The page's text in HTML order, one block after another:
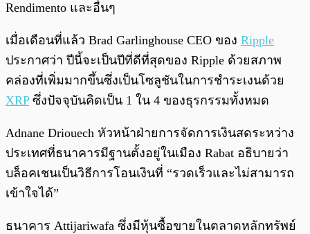
Rendimento และอื่นๆ
เมื่อเดือนที่แล้ว Brad Garlinghouse CEO ของ Ripple
ประกาศว่า ปีนี้จะเป็นปีที่ดีที่สุดของ Ripple ด้วยสภาพ
คล่องที่เพิ่มมากขึ้นซึ่งเป็นโซลูชันในการชำระเงนด้วย
XRPซึ่งปัจจุบันคิดเป็น 1 ใน 4 ของธุรกรรมทั้งหมด
Adnane Driouech หัวหน้าฝ่ายการจัดการเงินสดระหว่าง
ประเทศที่ธนาคารมีฐานตั้งอยู่ในเมือง Rabat อธิบายว่า
บล็อคเชนเป็นวิธีการโอนเงินที่ “รวดเร็วและไม่สามารถ
เข้าใจได้”
ธนาคาร Attijariwafa ซึ่งมีหุ้นซื้อขายในตลาดหลักทรัพย์